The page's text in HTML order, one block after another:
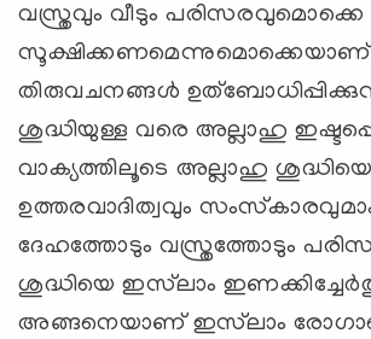
വസ്ത്രവും വീടും പരിസരവുമൊക്കെ
സൂക്ഷിക്കണമെന്നുമൊക്കെയാണ്
തിരുവചനങ്ങള്‍
ശുദ്ധിയുള്ള വരെ അല്ലാഹു
വാക്യത്തിലൂടെ അല്ലാഹു
ഉത്തരവാദിത്വവും
ദേഹത്തോടും വസ്ത്രത്തോടും
ശുദ്ധിയെ ഇസ്‌ലാം
അങ്ങനെയാണ് ഇസ്‌ലാം